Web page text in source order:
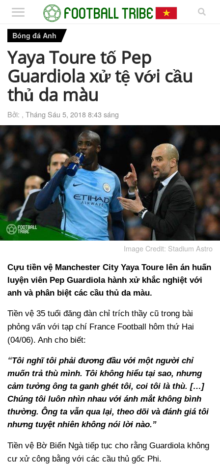
Bóng đá Anh
Yaya Toure tố Pep
Guardiola xử tệ với cầu
thủ da màu
Bởi: , Tháng Sáu 5, 2018 8:43 sáng
Image Credit: Stadium Astro
Cựu tiền vệ Manchester City Yaya Toure lên án huấn
luyện viên Pep Guardiola hành xử khắc nghiệt với
anh và phân biệt các cầu thủ da màu.
Tiền vệ 35 tuổi đăng đàn chỉ trích thầy cũ trong bài
phỏng vấn với tạp chí France Football hôm thứ Hai
(04/06). Anh cho biết:
“Tôi nghĩ tôi phải đương đầu với một người chỉ
muốn trả thù mình. Tôi không hiểu tại sao, nhưng
cảm tưởng ông ta ganh ghét tôi, coi tôi là thù. […]
Chúng tôi luôn nhìn nhau với ánh mắt không bình
thường. Ông ta vẫn qua lại, theo dõi và đánh giá tôi
nhưng tuyệt nhiên không nói lời nào.”
Tiền vệ Bờ Biển Ngà tiếp tục cho rằng Guardiola không
cư xử công bằng với các cầu thủ gốc Phi.